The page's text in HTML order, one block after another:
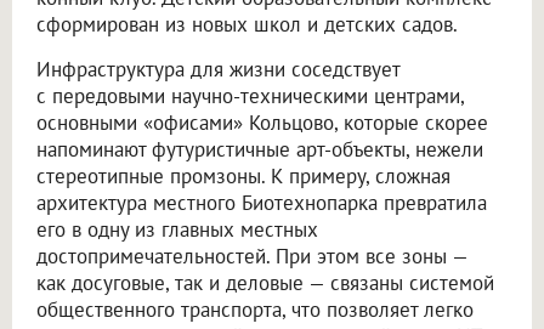
сформирован из новых школ и детских садов.
Инфраструктура для жизни соседствует
с передовыми научно-техническими центрами,
основными «офисами» Кольцово, которые скорее
напоминают футуристичные арт-объекты, нежели
стереотипные промзоны. К примеру, сложная
архитектура местного Биотехнопарка превратила
его в одну из главных местных
достопримечательностей. При этом все зоны —
как досуговые, так и деловые — связаны системой
общественного транспорта, что позволяет легко